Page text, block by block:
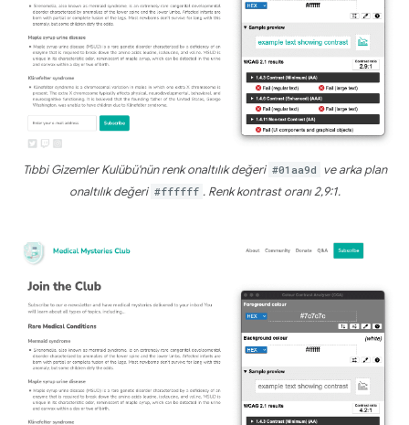
Tıbbi Gizemler Kulübü'nün renk onaltılık değeri #01aa9d ve arka plan
onaltılık değeri #ffffff . Renk kontrast oranı 2,9:1.